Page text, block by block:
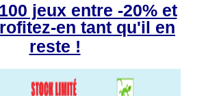
jeux entre -20% et
en tant qu'il en
reste !